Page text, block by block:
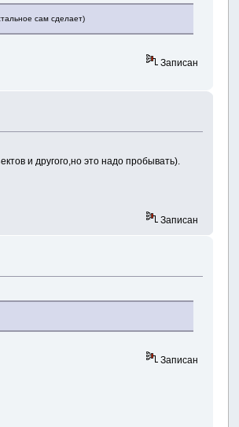
сам сделает)
Записан
и другого,но это надо пробывать).
Записан
Записан